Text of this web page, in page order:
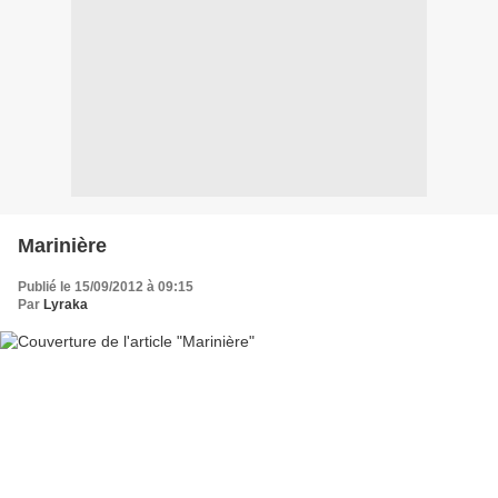
Marinière
Publié le 15/09/2012 à 09:15
Par Lyraka